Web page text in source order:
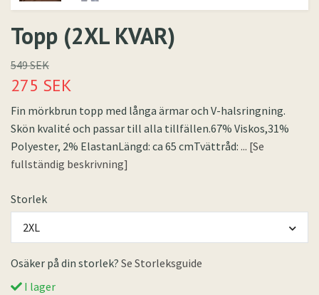
Topp (2XL KVAR)
549 SEK
275 SEK
Fin mörkbrun topp med långa ärmar och V-halsringning.
Skön kvalité och passar till alla tillfällen.67% Viskos,31%
Polyester, 2% ElastanLängd: ca 65 cmTvättråd: ... [Se
fullständig beskrivning]
Storlek
2XL
Osäker på din storlek? Se Storleksguide
I lager